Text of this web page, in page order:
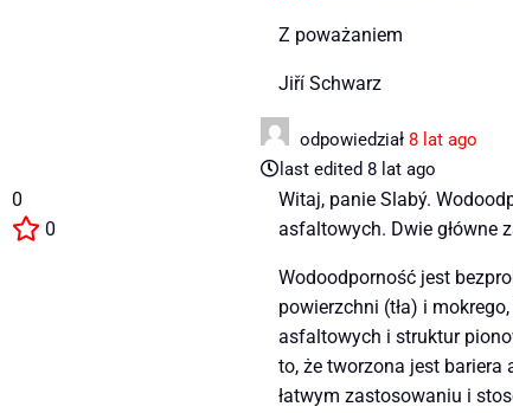
Z poważaniem
Jiří Schwarz
odpowiedział 8 lat ago
last edited 8 lat ago
0
0
Witaj, panie Slabý.
asfaltowych. Dwie główne
Wodoodporność jest
powierzchni (tła) i
asfaltowych i struktur
to, że tworzona jest bariera
łatwym zastosowaniu i